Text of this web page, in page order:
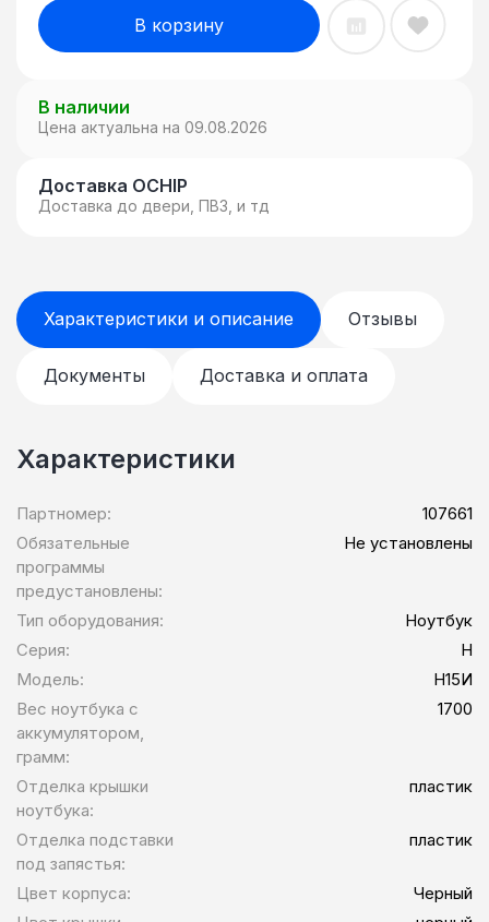
В корзину
В наличии
Цена актуальна на 09.08.2026
Доставка OCHIP
Доставка до двери, ПВЗ, и тд
Характеристики и описание Отзывы
Документы Доставка и оплата
Характеристики
Партномер:
107661
Обязательные
программы
предустановлены:
Не установлены
Тип оборудования:
Ноутбук
Серия:
H
Модель:
Н15И
Вес ноутбука с
аккумулятором,
грамм:
1700
Отделка крышки
ноутбука:
пластик
Отделка подставки
под запястья:
пластик
Цвет корпуса:
Черный